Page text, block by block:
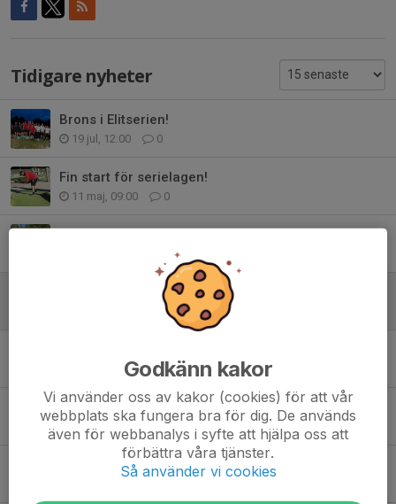
Tidigare nyheter
Brons i Elitserien!
19 jul, 12:00 0
Fin start för serielagen!
11 maj, 09:00 0
Premiär för Blixttorsdag
0
6 apr, 09:50 1
Välkomna på årsmöte 31 mars!
3 mar, 19:00
Tantogården 2:a på Svenska Cupen i Eskilstuna
Godkänn kakor
Vi använder oss av kakor (cookies) för att vår
webbplats ska fungera bra för dig. De används
även för webbanalys i syfte att hjälpa oss att
förbättra våra tjänster.
Så använder vi cookies